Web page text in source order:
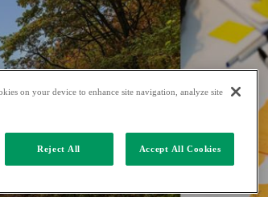
on your device to enhance site navigation, analyze site
Reject All Accept All Cookies